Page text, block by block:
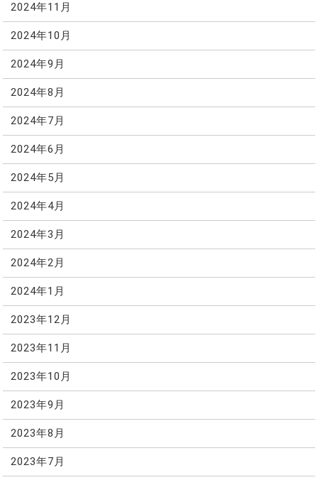
2024年11月
2024年10月
2024年9月
2024年8月
2024年7月
2024年6月
2024年5月
2024年4月
2024年3月
2024年2月
2024年1月
2023年12月
2023年11月
2023年10月
2023年9月
2023年8月
2023年7月